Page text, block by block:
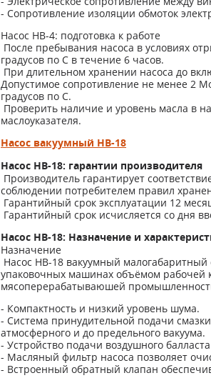
- Сопротивление изоляции обмоток
Насос НВ-4: подготовка к работе
После пребывания насоса в условиях
градусов по С в течение 6 часов.
При длительном хранении насоса до
Допустимое сопротивление не менее 2
градусов по С.
Проверить наличие и уровень масла в
маслоуказателя.
Насос вакуумный НВ-18
Насос НВ-18: гарантии производителя
Производитель гарантирует
соблюдении потребителем правил
Гарантийный срок эксплуатации 12
Гарантийный срок исчисляется со дня
Насос НВ-18: Назначение и
Назначение
Насос НВ-18 вакуумный
упаковочных машинах объёмом рабочей
мясоперерабатываюшей
- Компактность и низкий уровень шума.
- Система принудительной подачи
атмосферного и до предельного вакуума.
- Устройство подачи воздушного
- Масляный фильтр насоса позволяет
- Встроенный обратный клапан